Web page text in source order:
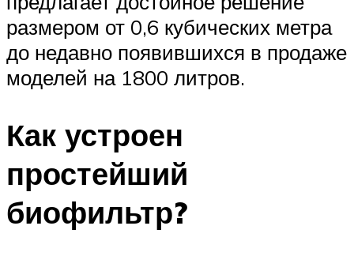
размером от 0,6 кубических метра
до недавно появившихся в продаже
моделей на 1800 литров.
Как устроен
простейший
биофильтр?